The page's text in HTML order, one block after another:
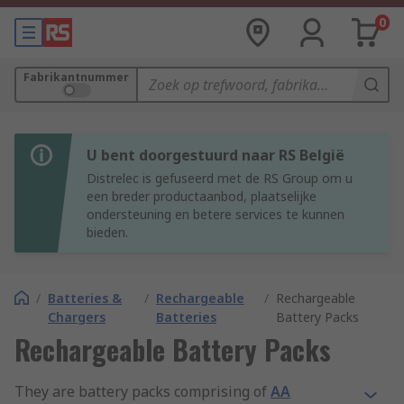
0
Fabrikantnummer
U bent doorgestuurd naar RS België
Distrelec is gefuseerd met de RS Group om u
een breder productaanbod, plaatselijke
ondersteuning en betere services te kunnen
bieden.
/ Batteries &
Chargers
/ Rechargeable
Batteries
/ Rechargeable
Battery Packs
Rechargeable Battery Packs
They are battery packs comprising ofAA